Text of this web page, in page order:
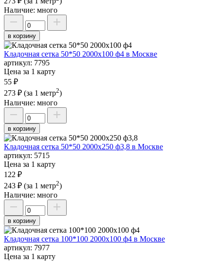
Наличие: много
в корзину
Кладочная сетка 50*50 2000х100 ф4 в Москве
артикул: 7795
Цена за 1 карту
55 ₽
273 ₽ (за 1 метр2)
Наличие: много
в корзину
Кладочная сетка 50*50 2000х250 ф3,8 в Москве
артикул: 5715
Цена за 1 карту
122 ₽
243 ₽ (за 1 метр2)
Наличие: много
в корзину
Кладочная сетка 100*100 2000х100 ф4 в Москве
артикул: 7977
Цена за 1 карту